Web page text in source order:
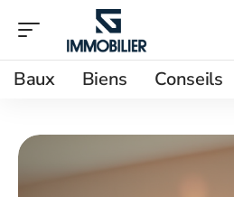
Baux Biens Conseils